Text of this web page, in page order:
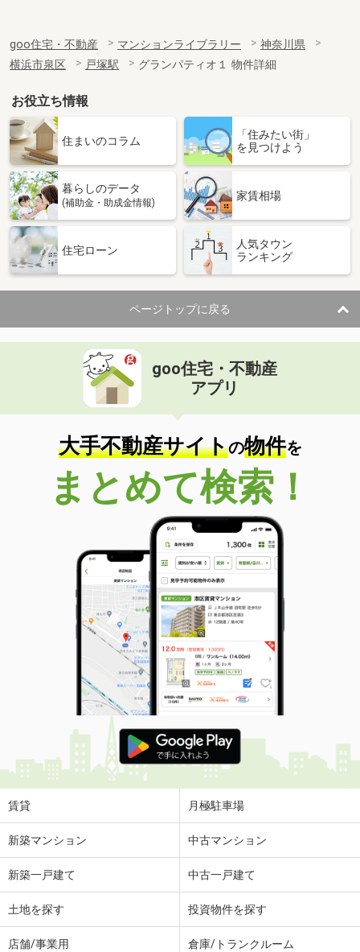
goo住宅・不動産 マンションライブラリー
神奈川県
横浜市泉区
戸塚駅 グランパティオ１ 物件詳細
お役立ち情報
住まいのコラム
「住みたい街」
を見つけよう
暮らしのデータ
(補助金・助成金情報)
家賃相場
住宅ローン
人気タウン
ランキング
ページトップに戻る
goo住宅・不動産
アプリ
大手不動産サイトの物件を
まとめて検索！
賃貸 月極駐車場
新築マンション 中古マンション
新築一戸建て 中古一戸建て
土地を探す 投資物件を探す
店舗/事業用 倉庫/トランクルーム